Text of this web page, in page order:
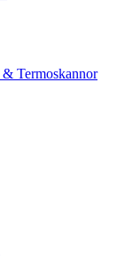
& Termoskannor